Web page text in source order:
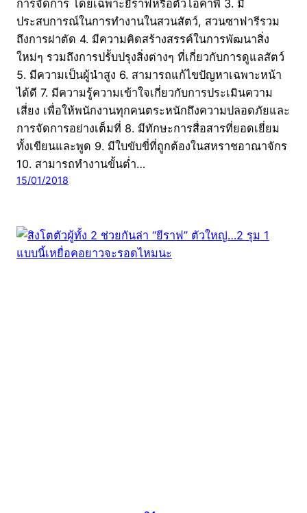
การจัดการ โดยเฉพาะยีราฟหรือตัวโอคาพี 3. มี
ประสบการณ์ในการทำงานในสวนสัตว์, สวนซาฟารีรวม
ถึงการผ่าตัด 4. มีความคิดสร้างสรรค์ในการพัฒนาสิ่ง
ใหม่ๆ รวมถึงการปรัับปรุงสิ่งต่างๆ ที่เกี่ยวกับการดูแลสัตว์
5. มีความเป็นผู้นำสูง 6. สามารถแก้ไขปัญหาเฉพาะหน้า
ได้ดี 7. มีความรู้ความเข้าใจเกี่ยวกับการประเมินความ
เสี่ยง เพื่อให้พนักงานทุกคนตระหนักถึงความปลอดภัยและ
การจัดการอย่างเต็มที่ 8. มีทักษะการสื่อสารที่ยอดเยี่ยม
ทั้งเขียนและพูด 9. มีใบขับขี่ที่ถูกต้องในสหราชอาณาจักร
10. สามารถทำงานขั้นต่ำ…
15/01/2018